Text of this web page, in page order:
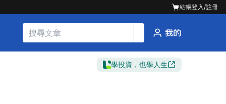
結帳登入/註冊
學投資，也學人生